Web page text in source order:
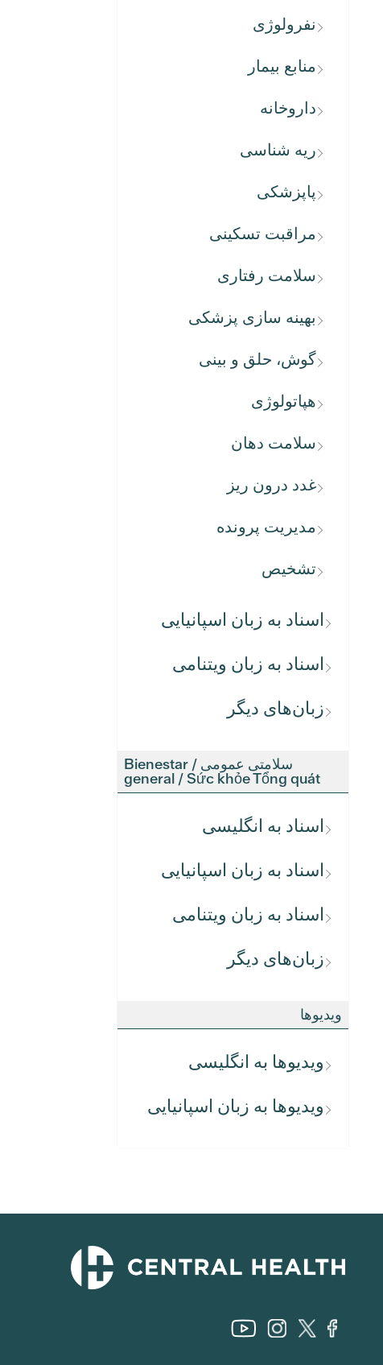
نفرولوژی
منابع بیمار
داروخانه
ریه شناسی
پاپزشکی
مراقبت تسکینی
سلامت رفتاری
بهینه سازی پزشکی
گوش، حلق و بینی
هپاتولوژی
سلامت دهان
غدد درون ریز
مدیریت پرونده
تشخیص
اسناد به زبان اسپانیایی
اسناد به زبان ویتنامی
زبان‌های دیگر
سلامتی عمومی / Bienestar
general / Sức khỏe Tổng quát
اسناد به انگلیسی
اسناد به زبان اسپانیایی
اسناد به زبان ویتنامی
زبان‌های دیگر
ویدیوها
ویدیوها به انگلیسی
ویدیوها به زبان اسپانیایی